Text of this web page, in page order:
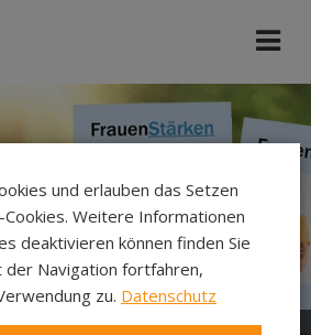
und erlauben das Setzen
Weitere Informationen
deaktivieren können finden Sie
der Navigation fortfahren,
zu. Datenschutz